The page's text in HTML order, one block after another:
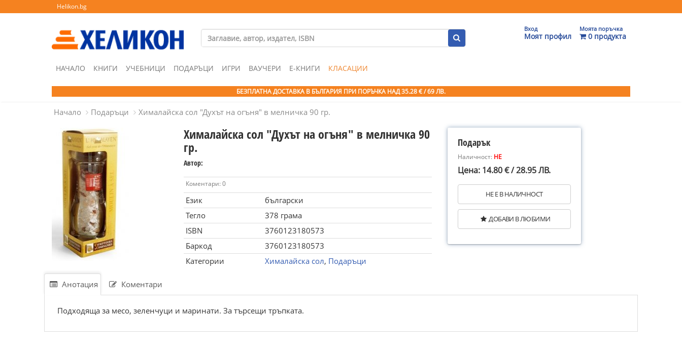
Helikon.bg
Вход
Моят профил
Моята поръчка
0 продукта
НАЧАЛО КНИГИ УЧЕБНИЦИ ПОДАРЪЦИ ИГРИ ВАУЧЕРИ Е-КНИГИ КЛАСАЦИИ
БЕЗПЛАТНА ДОСТАВКА В БЪЛГАРИЯ ПРИ ПОРЪЧКА НАД 35.28 € / 69 ЛВ.
Начало Подаръци Хималайска сол "Духът на огъня" в мелничка 90 гр.
Хималайска сол "Духът на огъня" в мелничка 90
гр.
Автор:
Коментари: 0
Език
български
Тегло
378 грама
ISBN
3760123180573
Баркод
3760123180573
Категории
Хималайска сол, Подаръци
Подарък
Наличност: НЕ
Цена: 14.80 € / 28.95 ЛВ.
НЕ Е В НАЛИЧНОСТ
ДОБАВИ В ЛЮБИМИ
Анотация Коментари
Подходяща за месо, зеленчуци и маринати. За търсещи тръпката.